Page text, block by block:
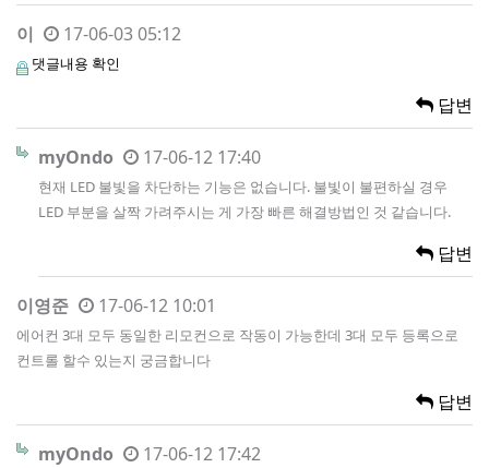
이 17-06-03 05:12
댓글내용 확인
답변
myOndo 17-06-12 17:40
현재 LED 불빛을 차단하는 기능은 없습니다. 불빛이 불편하실 경우
LED 부분을 살짝 가려주시는 게 가장 빠른 해결방법인 것 같습니다.
답변
이영준 17-06-12 10:01
에어컨 3대 모두 동일한 리모컨으로 작동이 가능한데 3대 모두 등록으로
컨트롤 할수 있는지 궁금합니다
답변
myOndo 17-06-12 17:42